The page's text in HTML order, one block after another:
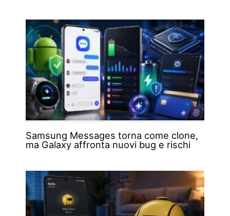
Samsung Messages torna come clone,
ma Galaxy affronta nuovi bug e rischi